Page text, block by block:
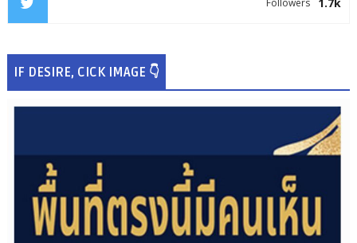
Followers
IF DESIRE, CICK IMAGE 👇